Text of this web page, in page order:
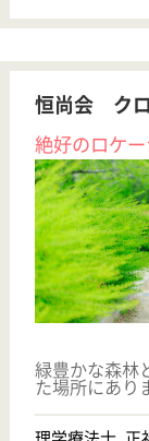
簡単30秒登録
保
い
保有資格 必須
初任者研修
(ヘルパー2級)
介護福祉士
ケアマネジャ
次